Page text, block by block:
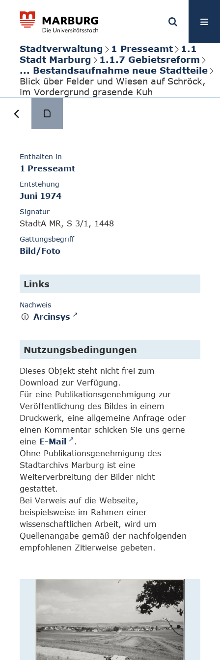
Stadtverwaltung 1 Presseamt
1.1
Stadt Marburg
1.1.7 Gebietsreform
... Bestandsaufnahme neue Stadtteile
Blick über Felder und Wiesen auf Schröck,
im Vordergrund grasende Kuh
Enthalten in
1 Presseamt
Entstehung
Juni 1974
Signatur
StadtA MR, S 3/1, 1448
Gattungsbegriff
Bild/Foto
Links
Nachweis
Arcinsys
Nutzungsbedingungen
Dieses Objekt steht nicht frei zum
Download zur Verfügung.
Für eine Publikationsgenehmigung zur
Veröffentlichung des Bildes in einem
Druckwerk, eine allgemeine Anfrage oder
einen Kommentar schicken Sie uns gerne
eine E-Mail
.
Ohne Publikationsgenehmigung des
Stadtarchivs Marburg ist eine
Weiterverbreitung der Bilder nicht
gestattet.
Bei Verweis auf die Webseite,
beispielsweise im Rahmen einer
wissenschaftlichen Arbeit, wird um
Quellenangabe gemäß der nachfolgenden
empfohlenen Zitierweise gebeten.